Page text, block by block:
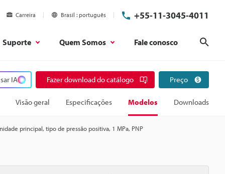
Carreira Brasil português +55-11-3045-4011
Suporte Quem Somos Fale conosco
IA Fazer download do catálogo Preço
Visão geral Especificações Modelos Downloads
principal, tipo de pressão positiva, 1 MPa, PNP